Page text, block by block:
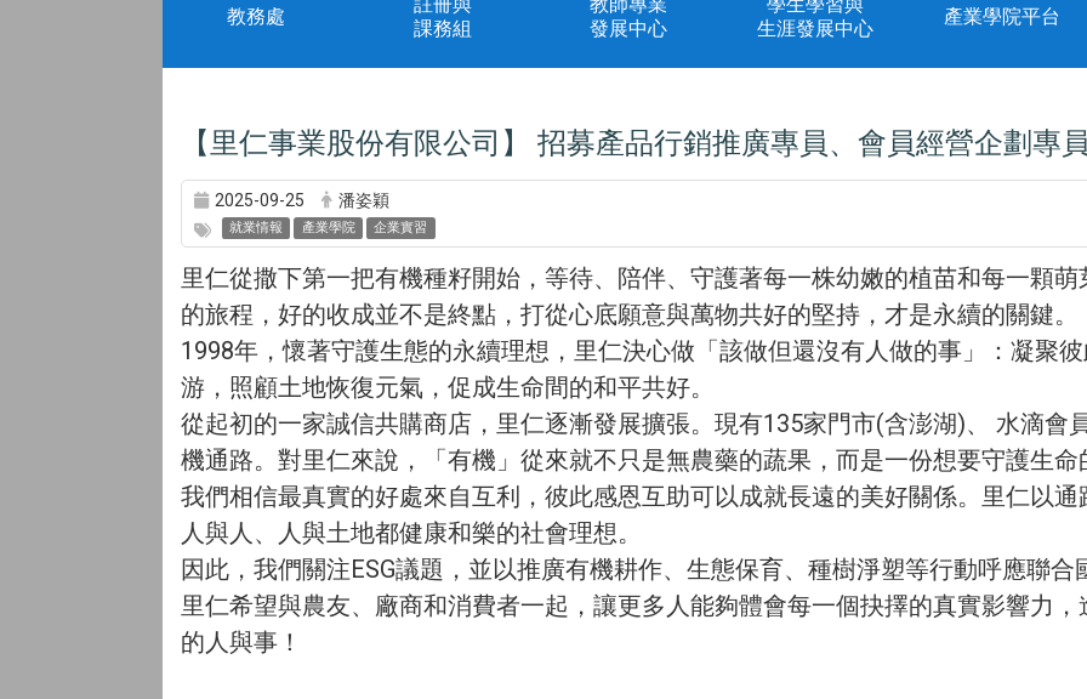
教務處
課務組
發展中心
生涯發展中心
產業學院平台
【里仁事業股份有限公司】 招募產品行銷推廣專員、會員經營企劃專
2025-09-25 潘姿穎
就業情報 產業學院 企業實習
里仁從撒下第一把有機種籽開始，等待、陪伴、守護著每一株幼嫩的植苗和每一顆
的旅程，好的收成並不是終點，打從心底願意與萬物共好的堅持，才是永續的關鍵。
1998年，懷著守護生態的永續理想，里仁決心做「該做但還沒有人做的事」：凝聚
游，照顧土地恢復元氣，促成生命間的和平共好。
從起初的一家誠信共購商店，里仁逐漸發展擴張。現有135家門市(含澎湖)、 水滴會
機通路。對里仁來說，「有機」從來就不只是無農藥的蔬果，而是一份想要守護生
我們相信最真實的好處來自互利，彼此感恩互助可以成就長遠的美好關係。里仁以
人與人、人與土地都健康和樂的社會理想。
因此，我們關注ESG議題，並以推廣有機耕作、生態保育、種樹淨塑等行動呼應聯合
里仁希望與農友、廠商和消費者一起，讓更多人能夠體會每一個抉擇的真實影響力
的人與事！